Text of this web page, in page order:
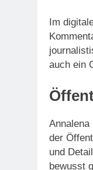
Im
auch ein
der
und
bewusst